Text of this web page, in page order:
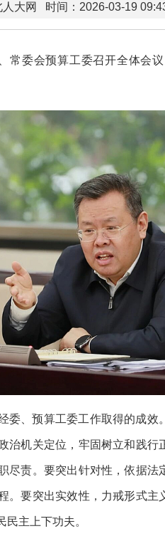
大网 时间：2026-03-19
常委会预算工委召开全体会
委、预算工委工作取得的成
治机关定位，牢固树立和践
尽责。要突出针对性，依据
。要突出实效性，力戒形式
主上下功夫。